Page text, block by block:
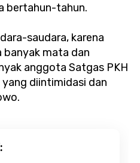
bertahun-tahun.
saudara, karena
banyak mata dan
anggota Satgas PKH
diintimidasi dan